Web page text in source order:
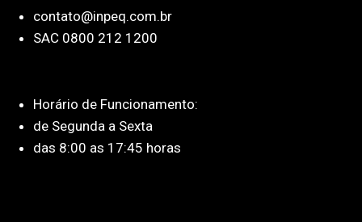
contato@inpeq.com.br
SAC 0800 212 1200
Horário de Funcionamento:
de Segunda a Sexta
das 8:00 as 17:45 horas